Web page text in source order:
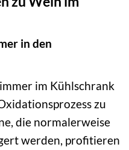
in den
im Kühlschrank
zu
die normalerweise
werden, profitieren